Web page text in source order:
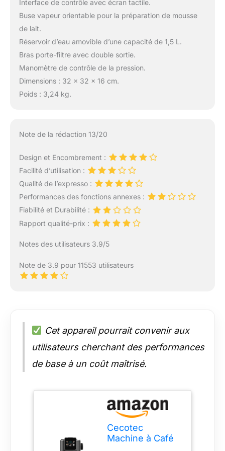
Interface de contrôle avec écran tactile.
Buse vapeur orientable pour la préparation de mousse
de lait.
Réservoir d’eau amovible d’une capacité de 1,5 L.
Bras porte-filtre avec double sortie.
Manomètre de contrôle de la pression.
Dimensions : 32 x 32 x 16 cm.
Poids : 3,24 kg.
Note de la rédaction 13/20
Design et Encombrement :
Facilité d’utilisation :
Qualité de l’expresso :
Performances des fonctions annexes :
Fiabilité et Durabilité :
Rapport qualité-prix :
Notes des utilisateurs 3.9/5
Note de 3.9 pour 11553 utilisateurs
Cet appareil pourrait convenir aux
utilisateurs cherchant des performances
de base à un coût maîtrisé.
Cecotec
Machine à Café